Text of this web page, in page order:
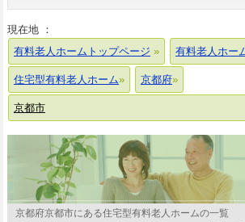
現在地 ：
有料老人ホームトップページ
有料老人ホー
住宅型有料老人ホーム 京都府
京都市
京都府京都市にある住宅型有料老人ホームの一覧